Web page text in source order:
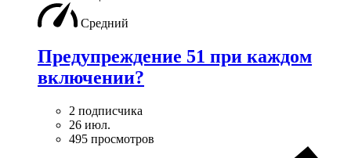
Средний
Предупреждение 51 при каждом
включении?
2 подписчика
26 июл.
495 просмотров